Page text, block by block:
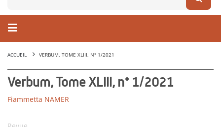
ACCUEIL VERBUM, TOME XLIII, N° 1/2021
Verbum, Tome XLIII, n° 1/2021
Fiammetta NAMER